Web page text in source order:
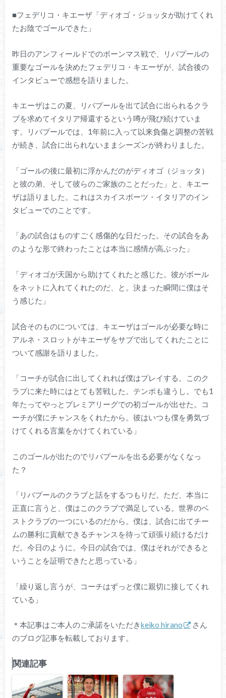
■フェデリコ・キエーザ「ディオゴ・ジョッタが助けてくれ
たお陰でゴールできた」
昨日のアンフィールドでのボーンマス戦で、リバプールの
重要なゴールを決めたフェデリコ・キエーザが、試合後の
インタビューで感想を語りました。
キエーザはこの夏、リバプールを出て試合に出られるクラ
ブを求めてイタリア帰還するという噂が飛び続けていま
す。リバプールでは、1年前に入って以来負傷と調整の苦戦
が続き、試合に出られないままシーズンが終わりました。
「ゴールの後に最初に浮かんだのがディオゴ（ジョッタ）
と彼の弟、そして彼らのご家族のことだった」と、キエー
ザは語りました。これはスカイスポーツ・イタリアのイン
タビューでのことです。
「あの試合はものすごく感傷的な日だった。その試合をあ
のような形で終わったことは本当に感情が高ぶった」
「ディオゴが天国から助けてくれたと感じた。彼がボール
をネットに入れてくれたのだ、と。決まった瞬間に僕はそ
う感じた」
試合そのものについては、キエーザはゴールが必要な時に
アルネ・スロットがキエーザをサブで出してくれたことに
ついて感謝を語りました。
「コーチが試合に出してくれれば僕はプレイする。このク
ラブに来た時にはとても苦戦した。テンポも違うし。でも1
年たってやっとプレミアリーグでの初ゴールが出せた。コ
ーチが僕にチャンスをくれたから。彼はいつも僕を勇気づ
けてくれる言葉をかけてくれている」
このゴールが出たのでリバプールを出る必要がなくなっ
た？
「リバプールのクラブと話をするつもりだ。ただ、本当に
正直に言うと、僕はこのクラブで満足している。世界のベ
ストクラブの一つにいるのだから。僕は、試合に出てチー
ムの勝利に貢献できるチャンスを待って頑張り続けるだけ
だ。今日のように。今日の試合では、僕はそれができると
いうことを証明できたと思っている」
「繰り返し言うが、コーチはずっと僕に親切に接してくれ
ている」
＊本記事はご本人のご承諾をいただきkeiko hirano
さん
のブログ記事を転載しております。
関連記事